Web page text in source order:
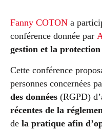
Fanny COTON a
conférence donnée par
gestion et la protection
Cette conférence
personnes concernées
des données (RGPD)
récentes de la
de la pratique afin